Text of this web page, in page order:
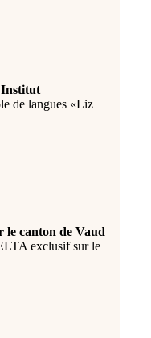
de langues «Liz
canton de Vaud
exclusif sur le